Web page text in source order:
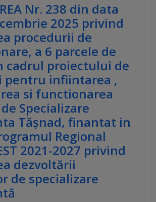
Nr. 238 din data
2025 privind
procedurii de
a 6 parcele de
cadrul proiectului de
pentru infiintarea ,
si functionarea
Specializare
Tășnad, finantat in
Regional
2021-2027 privind
dezvoltării
de specializare